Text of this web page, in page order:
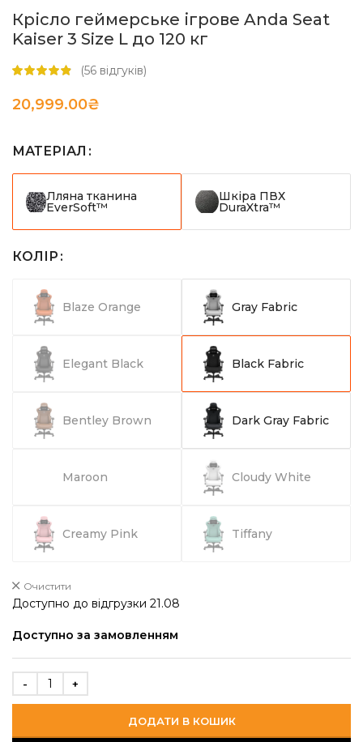
Крісло геймерське ігрове Anda Seat
Kaiser 3 Size L до 120 кг
(56 відгуків)
20,999.00₴
МАТЕРІАЛ
Лляна тканина
EverSoft™
Шкіра ПВХ
DuraXtra™
КОЛІР
Blaze Orange Gray Fabric
Elegant Black Black Fabric
Bentley Brown Dark Gray Fabric
Maroon Cloudy White
Creamy Pink Tiffany
Очистити
Доступно до відгрузки 21.08
Доступно за замовленням
ДОДАТИ В КОШИК